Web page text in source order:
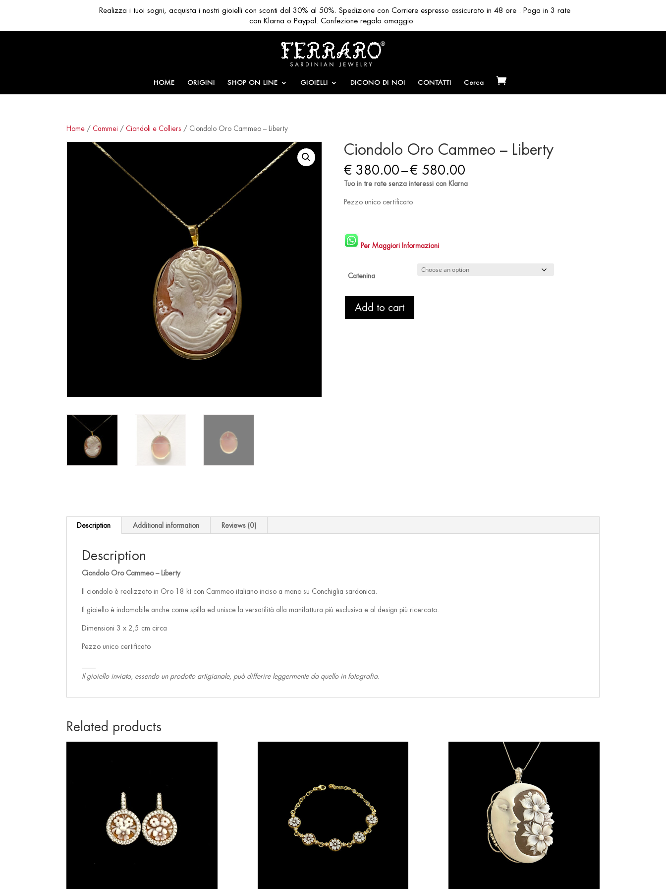
HOME ORIGINI SHOP ON LINE GIOIELLI DICONO DI NOI CONTATTI Cerca
Home /Cammei /Ciondoli e Colliers / Ciondolo Oro Cammeo – Liberty
Ciondolo Oro Cammeo – Liberty
€380.00–€580.00Price
range:
Tuo in tre rate senza interessi con Klarna
Pezzo unico certificato
Per Maggiori Informazioni
Catenina
Ciondolo
OroAdd to cart
Description Additional information Reviews (0)
Description
Ciondolo Oro Cammeo – Liberty
Il ciondolo è realizzato in Oro 18 kt con Cammeo italiano inciso a mano su Conchiglia sardonica.
Il gioiello è indomabile anche come spilla ed unisce la versatilità alla manifattura più esclusiva e al design più ricercato.
Dimensioni 3 x 2,5 cm circa
Pezzo unico certificato
Il gioiello inviato, essendo un prodotto artigianale, può differire leggermente da quello in fotografia.
Related products
Realizza i tuoi sogni, acquista i nostri gioielli con sconti dal 30% al 50%. Spedizione con Corriere espresso assicurato in 48 ore . Paga in 3 rate
con Klarna o Paypal. Confezione regalo omaggio